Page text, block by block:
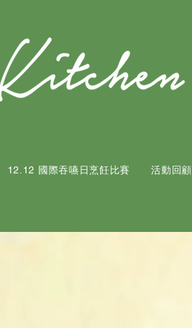
12.12 國際吞嚥日烹飪比賽 活動回顧